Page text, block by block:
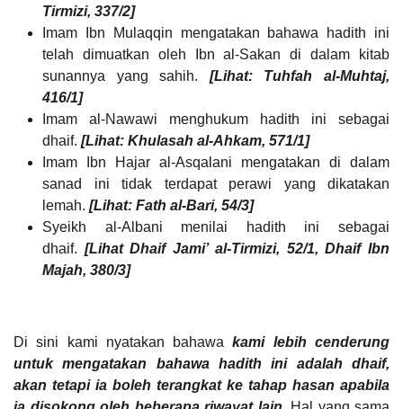
Tirmizi, 337/2]
Imam Ibn Mulaqqin mengatakan bahawa hadith ini
telah dimuatkan oleh Ibn al-Sakan di dalam kitab
sunannya yang sahih. [Lihat: Tuhfah al-Muhtaj,
416/1]
Imam al-Nawawi menghukum hadith ini sebagai
dhaif. [Lihat: Khulasah al-Ahkam, 571/1]
Imam Ibn Hajar al-Asqalani mengatakan di dalam
sanad ini tidak terdapat perawi yang dikatakan
lemah. [Lihat: Fath al-Bari, 54/3]
Syeikh al-Albani menilai hadith ini sebagai
dhaif. [Lihat Dhaif Jami’ al-Tirmizi, 52/1, Dhaif Ibn
Majah, 380/3]
Di sini kami nyatakan bahawakami lebih cenderung
untuk mengatakan bahawa hadith ini adalah dhaif,
akan tetapi ia boleh terangkat ke tahap hasan apabila